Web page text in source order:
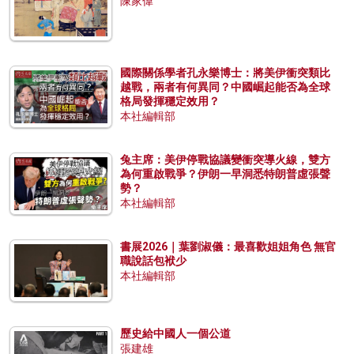
國際關係學者孔永樂博士：將美伊衝突類比
越戰，兩者有何異同？中國崛起能否為全球
格局發揮穩定效用？
本社編輯部
兔主席：美伊停戰協議變衝突導火線，雙方
為何重啟戰爭？伊朗一早洞悉特朗普虛張聲
勢？
本社編輯部
書展2026｜葉劉淑儀：最喜歡姐姐角色 無官
職說話包袱少
本社編輯部
歷史給中國人一個公道
張建雄